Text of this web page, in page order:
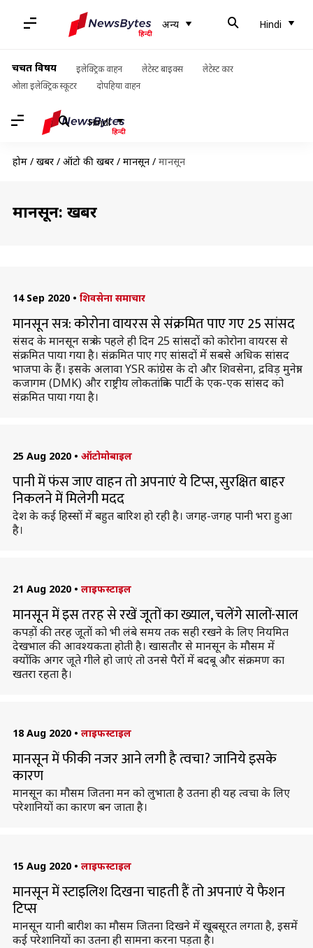
अन्य Hindi
चर्चित विषय इलेक्ट्रिक वाहन लेटेस्ट बाइक्स
लेटेस्ट कार
ओला इलेक्ट्रिक स्कूटर
दोपहिया वाहन
Hindi
होम / खबरें / ऑटो की खबरें / मानसून / मानसून
मानसून: खबरें
14 Sep 2020 • शिवसेना समाचार
मानसून सत्र: कोरोना वायरस से संक्रमित पाए गए 25 सांसद
संसद के मानसून सत्र के पहले ही दिन 25 सांसदों को कोरोना वायरस से
संक्रमित पाया गया है। संक्रमित पाए गए सांसदों में सबसे अधिक सांसद
भाजपा के हैं। इसके अलावा YSR कांग्रेस के दो और शिवसेना, द्रविड़ मुनेत्रा
कजागम (DMK) और राष्ट्रीय लोकतांत्रिक पार्टी के एक-एक सांसद को
संक्रमित पाया गया है।
25 Aug 2020 • ऑटोमोबाइल
पानी में फंस जाए वाहन तो अपनाएं ये टिप्स, सुरक्षित बाहर
निकलने में मिलेगी मदद
देश के कई हिस्सों में बहुत बारिश हो रही है। जगह-जगह पानी भरा हुआ
है।
21 Aug 2020 • लाइफस्टाइल
मानसून में इस तरह से रखें जूतों का ख्याल, चलेंगे सालों-साल
कपड़ों की तरह जूतों को भी लंबे समय तक सही रखने के लिए नियमित
देखभाल की आवश्यकता होती है। खासतौर से मानसून के मौसम में
क्योंकि अगर जूते गीले हो जाएं तो उनसे पैरों में बदबू और संक्रमण का
खतरा रहता है।
18 Aug 2020 • लाइफस्टाइल
मानसून में फीकी नजर आने लगी है त्वचा? जानिये इसके
कारण
मानसून का मौसम जितना मन को लुभाता है उतना ही यह त्वचा के लिए
परेशानियों का कारण बन जाता है।
15 Aug 2020 • लाइफस्टाइल
मानसून में स्टाइलिश दिखना चाहती हैं तो अपनाएं ये फैशन
टिप्स
मानसून यानी बारीश का मौसम जितना दिखने में खूबसूरत लगता है, इसमें
कई परेशानियों का उतना ही सामना करना पड़ता है।